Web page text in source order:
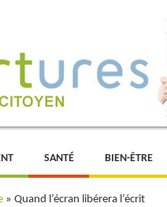
SANTÉ BIEN-ÊTRE
» Quand l’écran libérera l’écrit